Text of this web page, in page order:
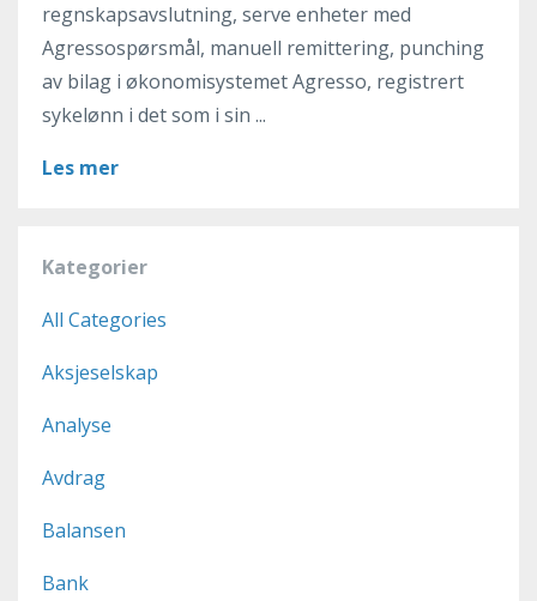
regnskapsavslutning, serve enheter med
Agressospørsmål, manuell remittering, punching
av bilag i økonomisystemet Agresso, registrert
sykelønn i det som i sin ...
Les mer
Kategorier
All Categories
Aksjeselskap
Analyse
Avdrag
Balansen
Bank